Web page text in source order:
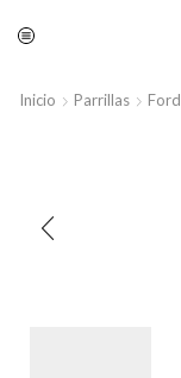
Inicio Parrillas Ford